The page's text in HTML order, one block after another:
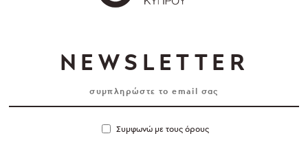
NEWSLETTER
Συμφωνώ με τους όρους